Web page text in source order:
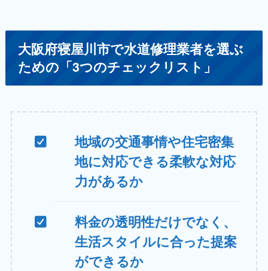
大阪府寝屋川市で水道修理業者を選ぶ
ための「3つのチェックリスト」
地域の交通事情や住宅密集
地に対応できる柔軟な対応
力があるか
料金の透明性だけでなく、
生活スタイルに合った提案
ができるか